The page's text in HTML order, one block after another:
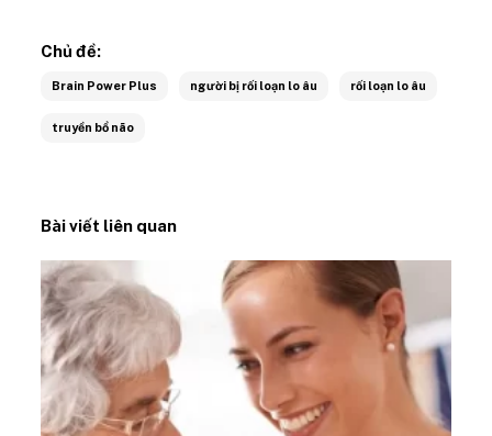
Chủ đề:
Brain Power Plus người bị rối loạn lo âu rối loạn lo âu
truyền bổ não
Bài viết liên quan